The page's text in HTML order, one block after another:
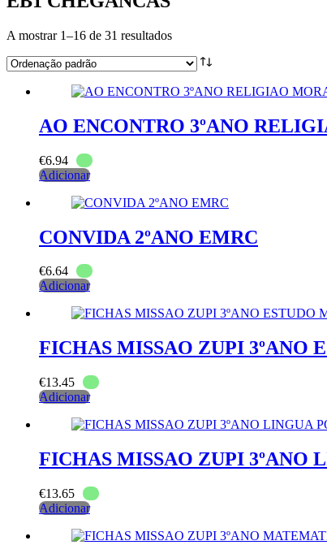
A mostrar 1–16 de 31 resultados
AO ENCONTRO 3ºANO
€6.94
Adicionar
CONVIDA 2ºANO EMRC
€6.64
Adicionar
FICHAS MISSAO ZUPI 3ºANO
€13.45
Adicionar
FICHAS MISSAO ZUPI 3ºANO
€13.65
Adicionar